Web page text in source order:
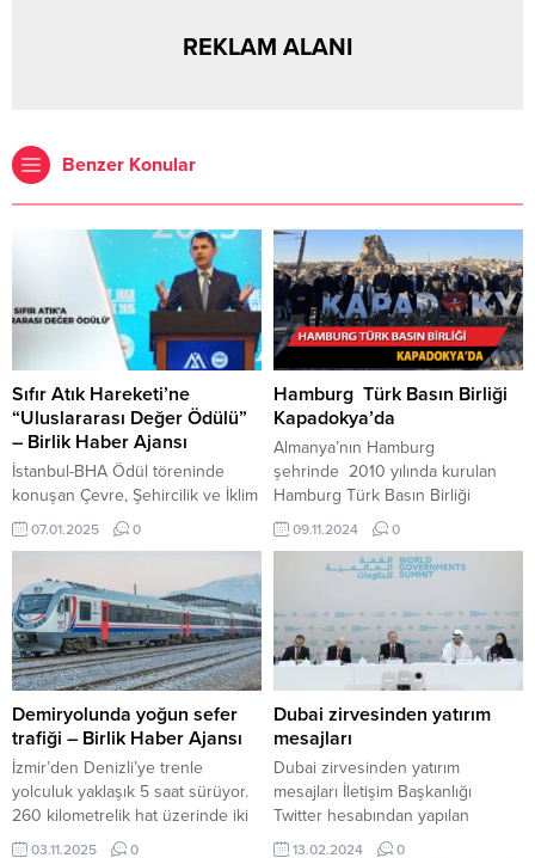
REKLAM ALANI
Benzer Konular
Sıfır Atık Hareketi’ne
“Uluslararası Değer Ödülü”
– Birlik Haber Ajansı
İstanbul-BHA Ödül töreninde
konuşan Çevre, Şehircilik ve İklim
Değişikliği Bakanı Murat Kurum,
“Bu ödülle hem bir hakkı teslim
duyarlılığa sahip olduğunuzu ilan
ediyorsunuz. Sıfır Atık, küresel bir
çevre hareketine dönüşmüştür.
Bu büyük başarı Türkiye’ye aittir.
Sıfır Atık Projesi salt bir çevre
hareketi değil aynı zamanda...
07.01.2025 0
Hamburg Türk Basın Birliği
Kapadokya’da
Almanya’nın Hamburg
şehrinde 2010 yılında kurulan
Hamburg Türk Basın Birliği
(HTBB) geleneksel hale gelen
kültürel gezisinin
8’incisini Kapadokya bölgesine
üye ile gerçekleşen gezinin kafile
başkanlığını HTBB 2. Başkanı Ali
Akdemir yaptı. Ali Akdemir, Rıza
Atamtürk, Hurşit Köse, Mehmet
Uzun, Hasan Akdoğan, Bekir
Tanrıkulu, Meral Işıltı, EmiçYolcu,
Ertaş Akçelik, Erdal...
09.11.2024 0
Demiryolunda yoğun sefer
trafiği – Birlik Haber Ajansı
İzmir’den Denizli’ye trenle
yolculuk yaklaşık 5 saat sürüyor.
260 kilometrelik hat üzerinde iki
şehir arasında her gün 8 tren
03.11.2025 0
Dubai zirvesinden yatırım
mesajları
Dubai zirvesinden yatırım
mesajları İletişim Başkanlığı
Twitter hesabından yapılan
paylaşımda Cumhurbaşkanı
13.02.2024 0